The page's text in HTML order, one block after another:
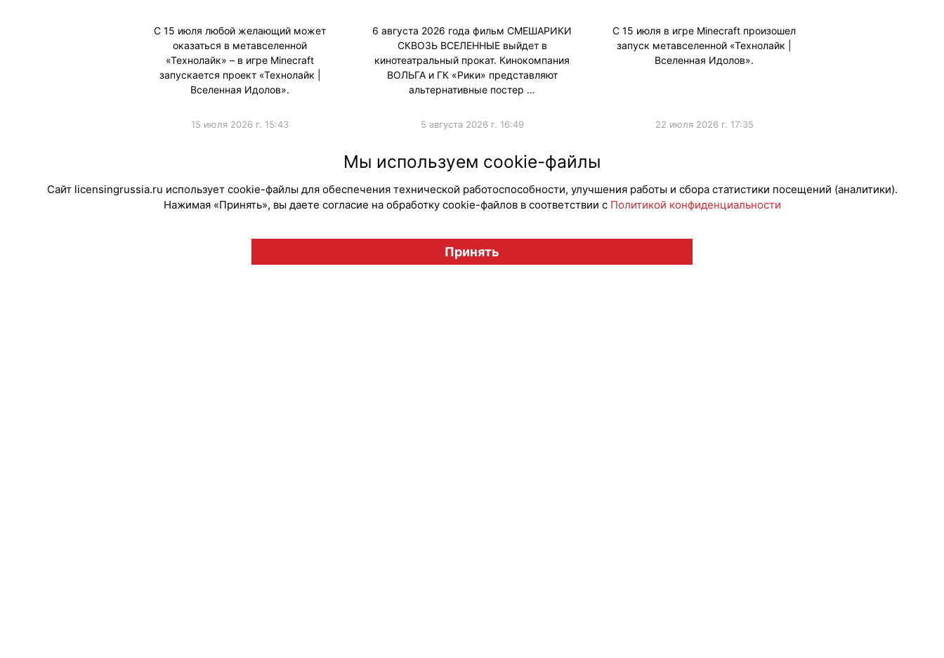
С 15 июля любой желающий может
оказаться в метавселенной
«Технолайк» – в игре Minecraft
запускается проект «Технолайк |
Вселенная Идолов».
15 июля 2026 г. 15:43
6 августа 2026 года фильм СМЕШАРИКИ
СКВОЗЬ ВСЕЛЕННЫЕ выйдет в
кинотеатральный прокат. Кинокомпания
ВОЛЬГА и ГК «Рики» представляют
альтернативные постер …
5 августа 2026 г. 16:49
С 15 июля в игре Minecraft произошел
запуск метавселенной «Технолайк |
Вселенная Идолов».
22 июля 2026 г. 17:35
© "Вестник лицензионного рынка", licensingrussia.ru, 2009-2026 12+
Мы используем cookie-файлы
Сайт licensingrussia.ru использует cookie-файлы для обеспечения технической работоспособности, улучшения работы и сбора статистики посещений (аналитики).
Нажимая «Принять», вы даете согласие на обработку cookie-файлов в соответствии с Политикой конфиденциальности
Принять